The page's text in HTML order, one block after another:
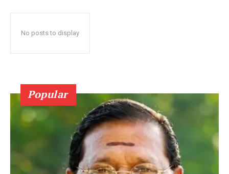
No posts to display
Popular